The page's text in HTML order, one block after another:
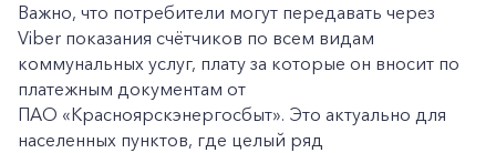
Важно, что потребители могут передавать через
Viber показания счётчиков по всем видам
коммунальных услуг, плату за которые он вносит по
платежным документам от
ПАО «Красноярскэнергосбыт». Это актуально для
населенных пунктов, где целый ряд